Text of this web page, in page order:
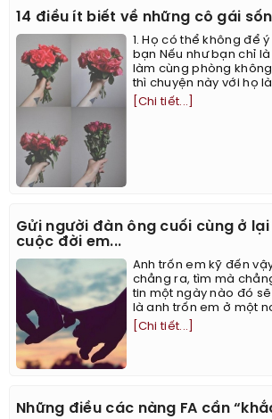
14 điều ít biết về những cô gái
1. Họ có thể không để
bạn Nếu như bạn chỉ
làm cùng phòng
thì chuyện này với họ
[Chi tiết...]
Gửi người đàn ông cuối cùng ở
cuộc đời em...
Anh trốn em kỹ đến
chẳng ra, tìm mà
tin một ngày nào đó
là anh trốn em ở một
[Chi tiết...]
Những điều các nàng FA cần